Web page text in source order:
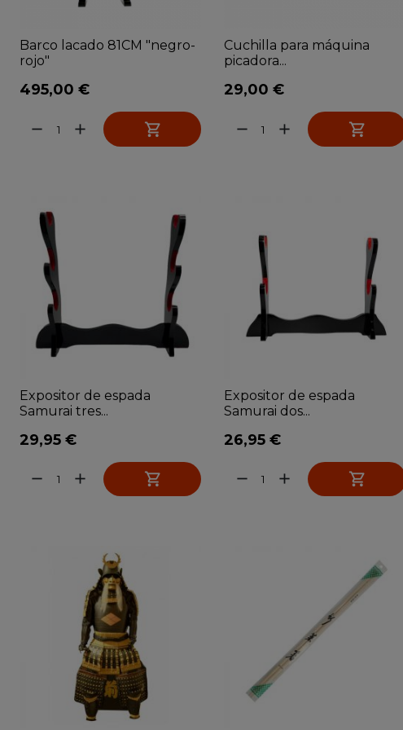
Barco lacado 81CM "negro-
rojo"
495,00 €
remove add 
Cuchilla para máquina
picadora...
29,00 €
remove add 
Expositor de espada
Samurai tres...
29,95 €
remove add 
Expositor de espada
Samurai dos...
26,95 €
remove add 